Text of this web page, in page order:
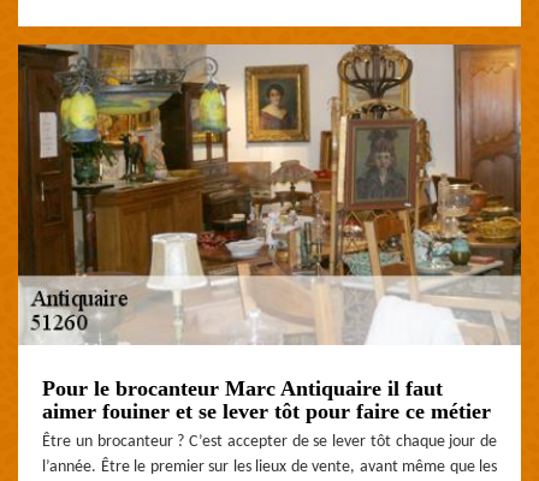
Pour le brocanteur Marc Antiquaire il faut
aimer fouiner et se lever tôt pour faire ce métier
Être un brocanteur ? C’est accepter de se lever tôt chaque jour de
l’année. Être le premier sur les lieux de vente, avant même que les